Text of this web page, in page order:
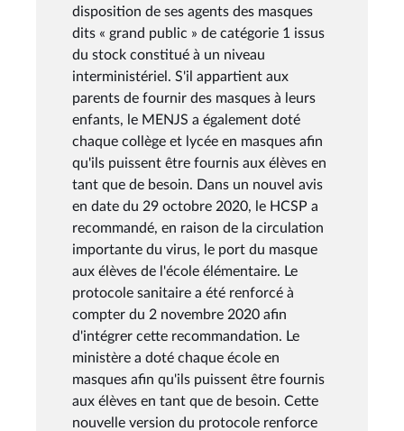
disposition de ses agents des masques
dits « grand public » de catégorie 1 issus
du stock constitué à un niveau
interministériel. S'il appartient aux
parents de fournir des masques à leurs
enfants, le MENJS a également doté
chaque collège et lycée en masques afin
qu'ils puissent être fournis aux élèves en
tant que de besoin. Dans un nouvel avis
en date du 29 octobre 2020, le HCSP a
recommandé, en raison de la circulation
importante du virus, le port du masque
aux élèves de l'école élémentaire. Le
protocole sanitaire a été renforcé à
compter du 2 novembre 2020 afin
d'intégrer cette recommandation. Le
ministère a doté chaque école en
masques afin qu'ils puissent être fournis
aux élèves en tant que de besoin. Cette
nouvelle version du protocole renforce